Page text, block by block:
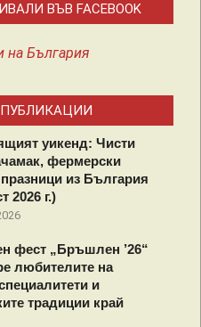
ВЪВ FACEBOOK
на България
уикенд: Чисти
фермерски
из България
2026 г.)
фест „Бръшлен ’26“
любителите на
и
традиции край